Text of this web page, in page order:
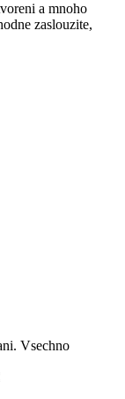
a mnoho
zaslouzite,
Vsechno